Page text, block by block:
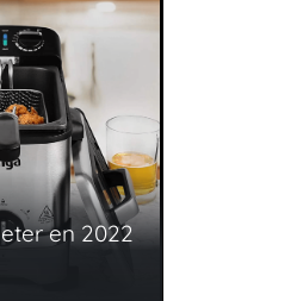
en 2022